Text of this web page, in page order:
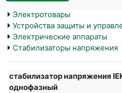
Электротовары
Устройства защиты и
Электрические аппараты
Стабилизаторы напряжения
стабилизатор напряжения
однофазный